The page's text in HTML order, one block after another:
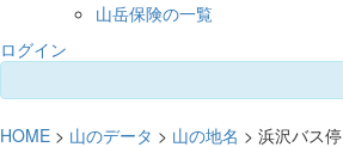
山岳保険の一覧
ログイン
HOME > 山のデータ > 山の地名 > 浜沢バス停